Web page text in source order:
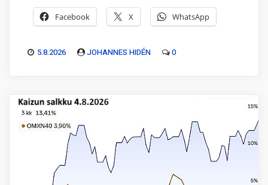
Facebook X WhatsApp
5.8.2026 JOHANNES HIDÉN 0